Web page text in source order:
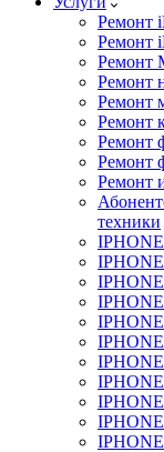
Ремонт
Ремонт
Ремонт
Ремонт
Ремонт
Ремонт
Ремонт
Ремонт
Ремонт
техники